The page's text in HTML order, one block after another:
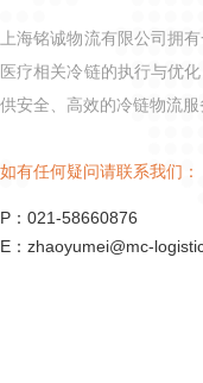
上海铭诚物流有限公司拥
医疗相关冷链的执行与优
供安全、高效的冷链物流服
如有任何疑问请联系我们：
P： 021-58660876
E： zhaoyumei@mc-